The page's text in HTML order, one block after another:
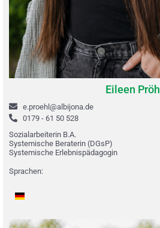
Eileen Pröhl
e.proehl@albijona.de
0179 - 61 50 528
Sozialarbeiterin B.A.
Systemische Beraterin (DGsP)
Systemische Erlebnispädagogin
Sprachen: